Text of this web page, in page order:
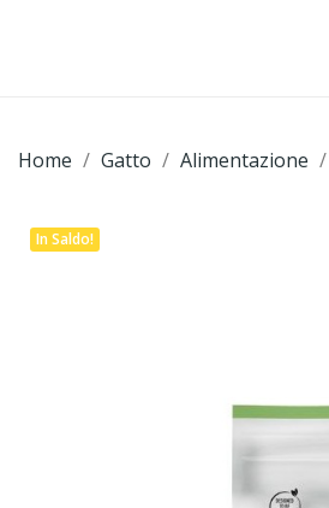
Home Gatto Alimentazione
In Saldo!